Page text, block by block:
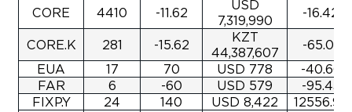
CORE 4410 -11.62
USD
7,319,990
-16.42
CORE.K 281 -15.62
KZT
44,387,607
-65.01
EUA
17 70 USD 778
-40.66
FAR
6 -60 USD 579
-95.43
FIXP.Y
24 140 USD 8,422
12556.97